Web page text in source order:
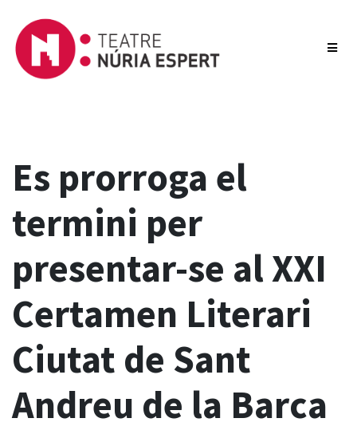
Es prorroga el
termini per
presentar-se al XXI
Certamen Literari
Ciutat de Sant
Andreu de la Barca